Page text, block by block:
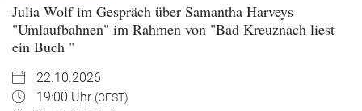
Julia Wolf im Gespräch über Samantha Harveys
"Umlaufbahnen" im Rahmen von "Bad Kreuznach liest
ein Buch "
22.10.2026
19:00 Uhr (CEST)